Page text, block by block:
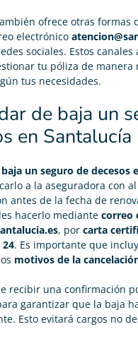
ofrece otras formas
electrónico
sociales. Estos
tu póliza de manera
tus necesidades.
de baja un
en Santalucía
un seguro de decesos
a la aseguradora con
antes de la fecha de
hacerlo mediante correo
, por carta
24. Es importante que
motivos de la
recibir una confirmación
garantizar que la baja
Esto evitará cargos no